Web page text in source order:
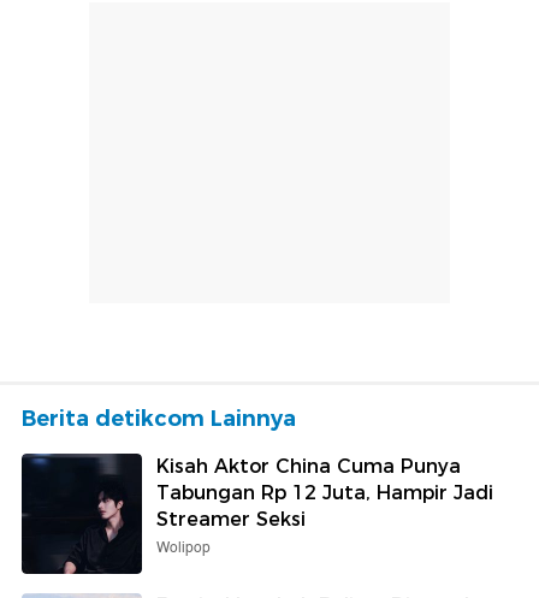
Berita detikcom Lainnya
Kisah Aktor China Cuma Punya
Tabungan Rp 12 Juta, Hampir Jadi
Streamer Seksi
Wolipop